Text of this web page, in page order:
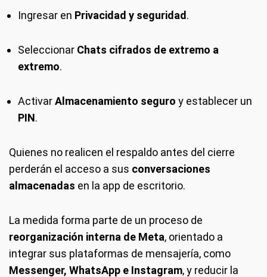
Ingresar en Privacidad y seguridad .
Seleccionar Chats cifrados de extremo a
extremo.
ActivarAlmacenamiento seguro y establecer un
PIN.
Quienes no realicen el respaldo antes del cierre
perderán el acceso a sus conversaciones
almacenadas en la app de escritorio.
La medida forma parte de un proceso de
reorganización interna de Meta, orientado a
integrar sus plataformas de mensajería, como
Messenger, WhatsApp e Instagram, y reducir la